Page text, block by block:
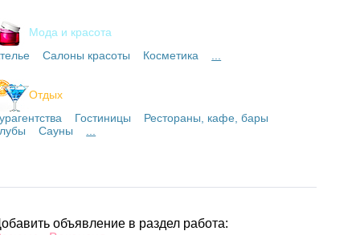
Мода и красота
Салоны красоты Косметика
Отдых
Гостиницы
Рестораны, кафе, бары
Сауны
объявление в раздел работа: